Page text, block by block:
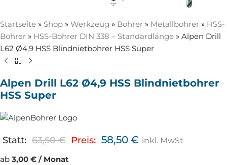
Startseite » Shop » Werkzeug » Bohrer » Metallbohrer » HSS-
Bohrer » HSS-Bohrer DIN 338 – Standardlänge » Alpen Drill
L62 Ø4,9 HSS Blindnietbohrer HSS Super
Alpen Drill L62 Ø4,9 HSS Blindnietbohrer
HSS Super
Statt: 63,50€ Preis: 58,50 € inkl. MwSt
ab 3,00 € / Monat